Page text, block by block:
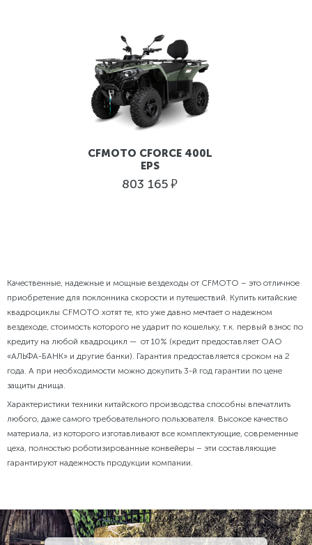
CFMOTO CFORCE 400L
EPS
803 165руб.
Качественные, надежные и мощные вездеходы от CFMOTO – это отличное
приобретение для поклонника скорости и путешествий. Купить китайские
квадроциклы CFMOTO хотят те, кто уже давно мечтает о надежном
вездеходе, стоимость которого не ударит по кошельку, т.к. первый взнос по
кредиту на любой квадроцикл — от 10% (кредит предоставляет ОАО
«АЛЬФА-БАНК» и другие банки). Гарантия предоставляется сроком на 2
года. А при необходимости можно докупить 3-й год гарантии по цене
защиты днища.
Характеристики техники китайского производства способны впечатлить
любого, даже самого требовательного пользователя. Высокое качество
материала, из которого изготавливают все комплектующие, современные
цеха, полностью роботизированные конвейеры – эти составляющие
гарантируют надежность продукции компании.